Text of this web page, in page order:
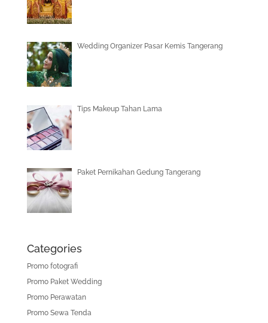
Wedding Organizer Pasar Kemis Tangerang
Tips Makeup Tahan Lama
Paket Pernikahan Gedung Tangerang
Categories
Promo fotografi
Promo Paket Wedding
Promo Perawatan
Promo Sewa Tenda